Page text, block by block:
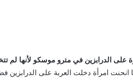
الدرابزين في مترو موسكو لأنها لم
امرأة دخلت العربة على